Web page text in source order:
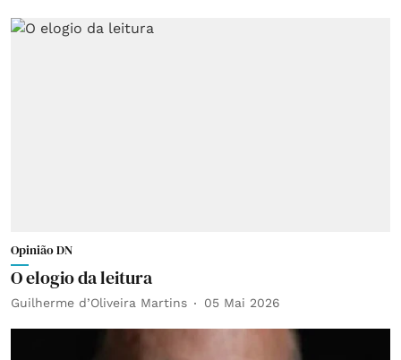
Opinião DN
O elogio da leitura
Guilherme d’Oliveira Martins 05 Mai 2026